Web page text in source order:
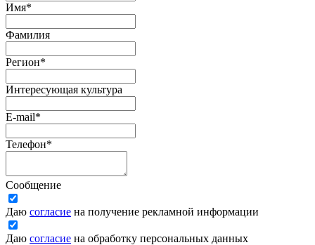
Имя*
Фамилия
Регион*
Интересующая культура
E-mail*
Телефон*
Сообщение
Даю согласие на получение рекламной информации
Даю согласие на обработку персональных данных